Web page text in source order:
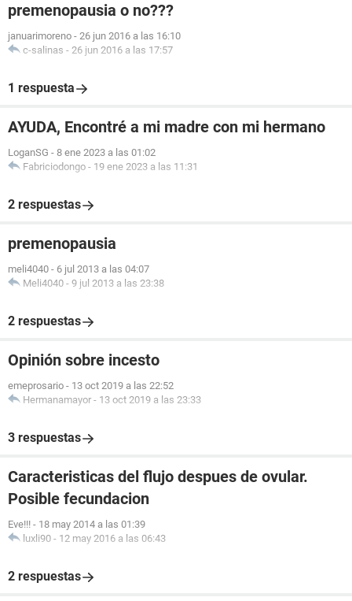
premenopausia o no???
januarimoreno - 26 jun 2016 a las 16:10
c-salinas - 26 jun 2016 a las 17:57
1 respuesta
AYUDA, Encontré a mi madre con mi hermano
LoganSG - 8 ene 2023 a las 01:02
Fabriciodongo - 19 ene 2023 a las 11:31
2 respuestas
premenopausia
meli4040 - 6 jul 2013 a las 04:07
Meli4040 - 9 jul 2013 a las 23:38
2 respuestas
Opinión sobre incesto
emeprosario - 13 oct 2019 a las 22:52
Hermanamayor - 13 oct 2019 a las 23:33
3 respuestas
Caracteristicas del flujo despues de ovular.
Posible fecundacion
Eve!!! - 18 may 2014 a las 01:39
luxli90 - 12 may 2016 a las 06:43
2 respuestas